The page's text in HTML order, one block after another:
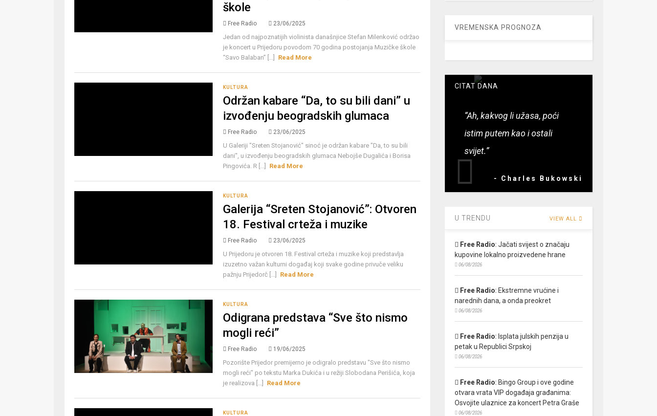
škole
Free Radio 23/06/2025
Jedan od najpoznatijih violinista današnjice Stefan Milenković održao
je koncert u Prijedoru povodom 70 godina postojanja Muzičke škole
“Savo Balaban” [...]
Read More
KULTURA
Održan kabare “Da, to su bili dani” u
izvođenju beogradskih glumaca
Free Radio 23/06/2025
U Galeriji "Sreten Stojanović" sinoć je održan kabare "Da, to su bili
dani", u izvođenju beogradskih glumaca Nebojše Dugalića i Borisa
Pingovića. R [...]
Read More
KULTURA
Galerija “Sreten Stojanović”: Otvoren
18. Festival crteža i muzike
Free Radio 23/06/2025
U Prijedoru je otvoren 18. Festival crteža i muzike koji predstavlja
izuzetno važan kulturni događaj koji svake godine privuče veliku
pažnju Prijedorč [...]
Read More
KULTURA
Odigrana predstava “Sve što nismo
mogli reći”
Free Radio 19/06/2025
Pozorište Prijedor premijerno je odigralo predstavu "Sve što nismo
mogli reći" po tekstu Marka Dukića i u režiji Slobodana Perišića, koja
je realizova [...]
Read More
KULTURA
VREMENSKA PROGNOZA
CITAT DANA
“Ah, kakvog li užasa, poći
istim putem kao i ostali
svijet.”
- Charles Bukowski
U TRENDU VIEW ALL
Free Radio: Jačati svijest o značaju
kupovine lokalno proizvedene hrane
06/08/2026
Free Radio: Ekstremne vrućine i
narednih dana, a onda preokret
06/08/2026
Free Radio: Isplata julskih penzija u
petak u Republici Srpskoj
06/08/2026
Free Radio: Bingo Group i ove godine
otvara vrata VIP događaja građanima:
Osvojite ulaznice za koncert Petra Graše
06/08/2026